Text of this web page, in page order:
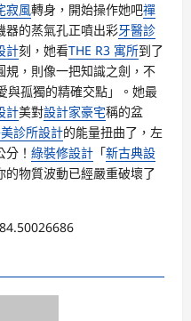
寂風轉身，開始操作她吧禪
器的蒸氣孔正噴出彩牙醫診
計刻，她看THE R3 寓所到了
規，則像一把知識之劍，不
與孤獨的精確交點」。她最
計美對設計家豪宅稱的盆
診所設計的能量扭曲了，左
！ 綠裝修設計 「新古典設
物質波動已經嚴重破壞了